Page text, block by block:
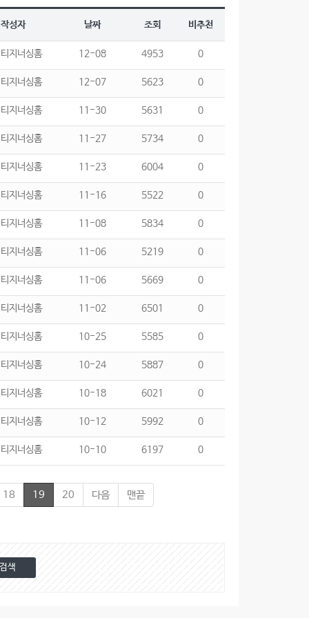
작성자 날짜 조회 비추천
지너싱홈 12-08 4953 0
지너싱홈 12-07 5623 0
지너싱홈 11-30 5631 0
지너싱홈 11-27 5734 0
지너싱홈 11-23 6004 0
지너싱홈 11-16 5522 0
지너싱홈 11-08 5834 0
지너싱홈 11-06 5219 0
지너싱홈 11-06 5669 0
지너싱홈 11-02 6501 0
지너싱홈 10-25 5585 0
지너싱홈 10-24 5887 0
지너싱홈 10-18 6021 0
지너싱홈 10-12 5992 0
지너싱홈 10-10 6197 0
18 19 20 다음 맨끝